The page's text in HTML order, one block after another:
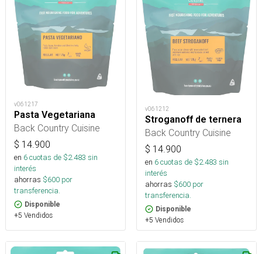
v061217
Pasta Vegetariana
Back Country Cuisine
$ 14.900
en 6cuotas de $2.483 sin
interés
ahorras $600 por
transferencia.
Disponible
+5 Vendidos
v061212
Stroganoff de ternera
Back Country Cuisine
$ 14.900
en 6cuotas de $2.483 sin
interés
ahorras $600 por
transferencia.
Disponible
+5 Vendidos